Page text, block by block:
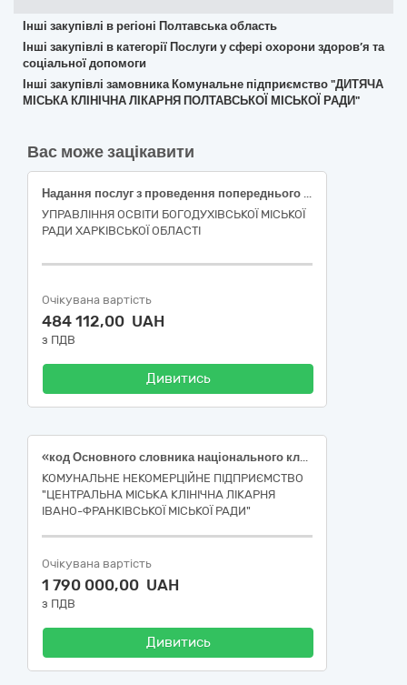
Інші закупівлі в регіоні Полтавська область
Інші закупівлі в категорії Послуги у сфері охорони здоров’я та
соціальної допомоги
Інші закупівлі замовника Комунальне підприємство "ДИТЯЧА
МІСЬКА КЛІНІЧНА ЛІКАРНЯ ПОЛТАВСЬКОЇ МІСЬКОЇ РАДИ"
Вас може зацікавити
Надання послуг з проведення попереднього (періодичного) медичного огляду для працівників закладів освіти
УПРАВЛІННЯ ОСВІТИ БОГОДУХІВСЬКОЇ МІСЬКОЇ
РАДИ ХАРКІВСЬКОЇ ОБЛАСТІ
Очікувана вартість
484 112,00 UAH
з ПДВ
Дивитись
«код Основного словника національного класифікатора України ДК 021:2015-85110000-3 Послуги лікувальних закладів та супутні послуги (Патогістологічне дослідження біопсійного матеріалу (І категорії складності); Патогістологічне дослідження біопсійного матеріалу (II категорії складності); Патогістологічне дослідження біопсійного матеріалу (ІІ категорії складності); Патогістологічне дослідження біопсійного матеріалу (ІІІ категорії складності); Патогістологічне дослідження матеріалу (IV категорії складності (малий операційний матеріал); Патогістологічне дослідження матеріалу (V категорії складності(великий операційний матеріал)»
КОМУНАЛЬНЕ НЕКОМЕРЦІЙНЕ ПІДПРИЄМСТВО
"ЦЕНТРАЛЬНА МІСЬКА КЛІНІЧНА ЛІКАРНЯ
ІВАНО-ФРАНКІВСЬКОЇ МІСЬКОЇ РАДИ"
Очікувана вартість
1 790 000,00 UAH
з ПДВ
Дивитись